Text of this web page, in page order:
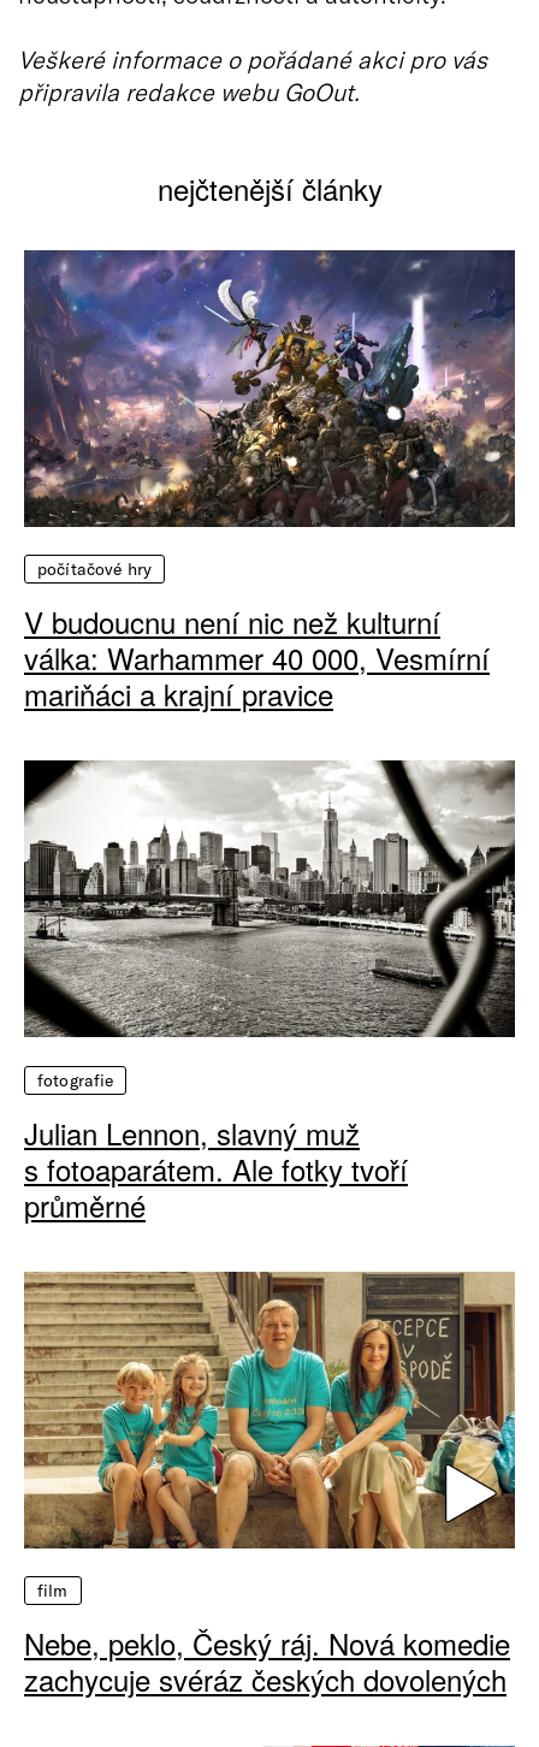
Veškeré informace o pořádané akci pro vás
připravila redakce webu GoOut.
nejčtenější články
počítačové hry
V budoucnu není nic než kulturní
válka: Warhammer 40 000, Vesmírní
mariňáci a krajní pravice
fotografie
Julian Lennon, slavný muž
s fotoaparátem. Ale fotky tvoří
průměrné
film
Nebe, peklo, Český ráj. Nová komedie
zachycuje svéráz českých dovolených